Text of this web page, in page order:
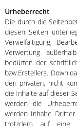
Urheberrecht
Die durch die
diesen Seiten
Vervielfältigung,
Verwertung
bedürfen der
bzw.Erstellers.
den privaten, nicht
die Inhalte auf dieser
werden die
werden Inhalte Dritter
trotzdem auf eine